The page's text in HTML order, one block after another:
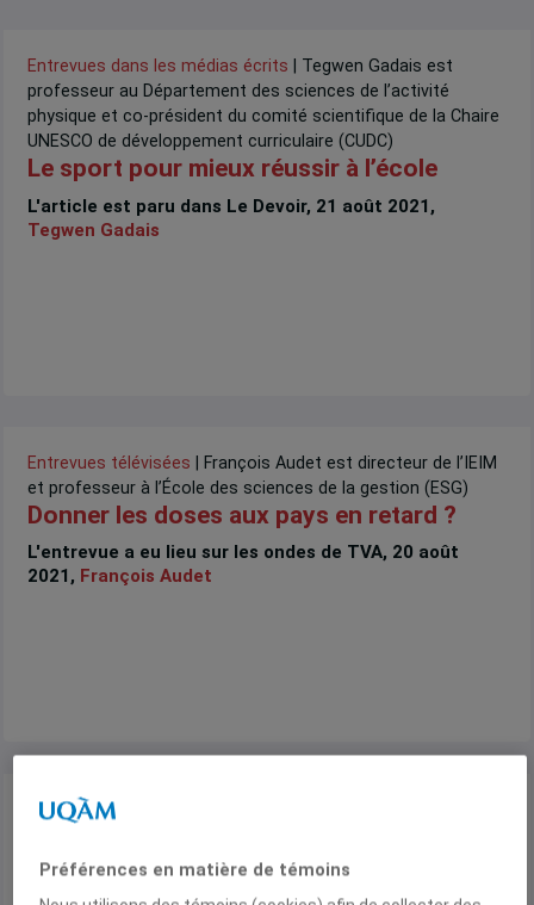
Entrevues dans les médias écrits | Tegwen Gadais est
professeur au Département des sciences de l’activité
physique et co-président du comité scientifique de la Chaire
UNESCO de développement curriculaire (CUDC)
Le sport pour mieux réussir à l’école
L'article est paru dans Le Devoir, 21 août 2021,
Tegwen Gadais
Entrevues télévisées | François Audet est directeur de l’IEIM
et professeur à l’École des sciences de la gestion (ESG)
Donner les doses aux pays en retard ?
L'entrevue a eu lieu sur les ondes de TVA, 20 août
2021, François Audet
Entrevues radiophoniques
(ESG)
Préférences en matière de témoins